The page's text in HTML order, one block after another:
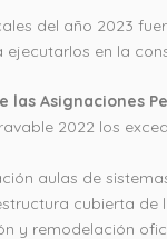
del año 2023
ejecutarlos en la
las Asignaciones
2022 los
aulas de
cubierta de
y remodelación